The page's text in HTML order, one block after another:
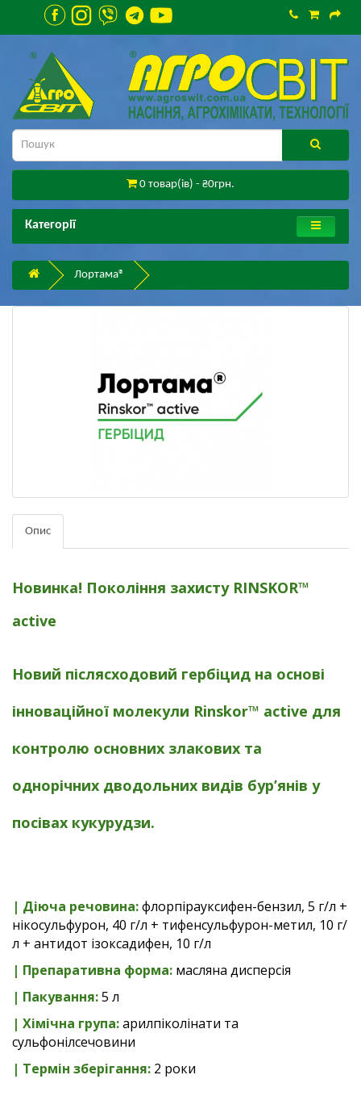
0 товар(ів) - ₴0грн.
Категорії
Лортама®
Опис
Новинка! Покоління захисту RINSKOR™
active
Новий післясходовий гербіцид на основі
інноваційної молекули Rinskor™ active для
контролю основних злакових та
однорічних дводольних видів бур’янів у
посівах кукурудзи.
| Діюча речовина:флорпірауксифен-бензил, 5 г/л +
нікосульфурон, 40 г/л + тифенсульфурон-метил, 10 г/
л + антидот ізоксадифен, 10 г/л
| Препаративна форма: масляна дисперсія
| Пакування:5 л
| Хімічна група:арилпіколінати та
сульфонілсечовини
| Термін зберігання: 2 роки